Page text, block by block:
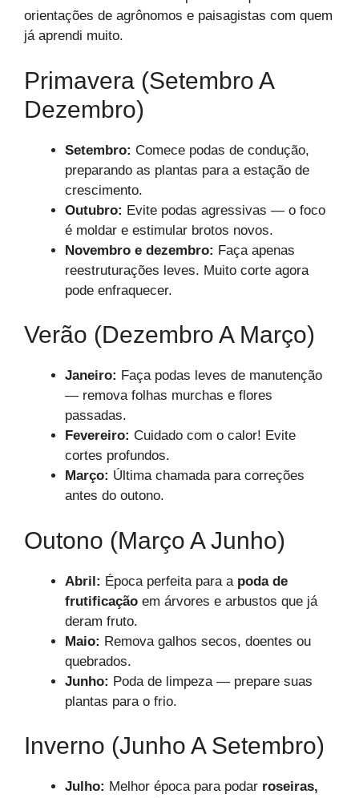
orientações de agrônomos e paisagistas com quem
já aprendi muito.
Primavera (setembro A
Dezembro)
Setembro: Comece podas de condução,
preparando as plantas para a estação de
crescimento.
Outubro: Evite podas agressivas — o foco
é moldar e estimular brotos novos.
Novembro e dezembro: Faça apenas
reestruturações leves. Muito corte agora
pode enfraquecer.
Verão (dezembro A Março)
Janeiro: Faça podas leves de manutenção
— remova folhas murchas e flores
passadas.
Fevereiro: Cuidado com o calor! Evite
cortes profundos.
Março: Última chamada para correções
antes do outono.
Outono (março A Junho)
Abril: Época perfeita para a poda de
frutificação em árvores e arbustos que já
deram fruto.
Maio: Remova galhos secos, doentes ou
quebrados.
Junho: Poda de limpeza — prepare suas
plantas para o frio.
Inverno (junho A Setembro)
Julho: Melhor época para podar roseiras,